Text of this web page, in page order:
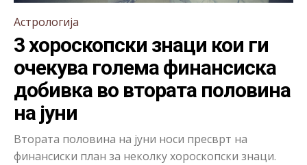
Астрологија
3 хороскопски знаци кои ги
очекува голема финансиска
добивка во втората половина
на јуни
Втората половина на јуни носи пресврт на
финансиски план за неколку хороскопски знаци.